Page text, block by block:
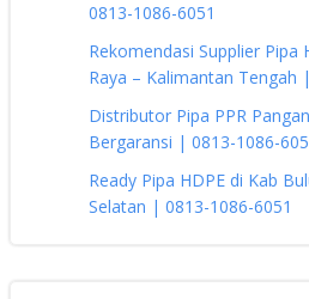
0813-1086-6051
Rekomendasi Supplier Pipa
Raya – Kalimantan Tengah
Distributor Pipa PPR
Bergaransi | 0813-1086-
Ready Pipa HDPE di Kab
Selatan | 0813-1086-6051